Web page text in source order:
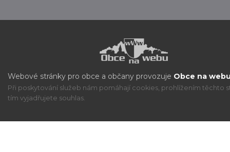
Webové stránky pro obce a občany provozuje Obce na
Při poskytování služeb nám pomáhají cookies, prohlížením těchto
tím vyjadřujete souhlas.